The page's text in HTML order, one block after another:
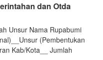
dan Otda
Unsur Nama Rupabumi
(Pembentukan
Kab/Kota__ Jumlah